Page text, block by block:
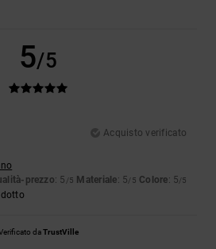
5/5
Acquisto verificato
prezzo: 5 /5 Materiale: 5/5 Colore: 5/5
daTrustVille